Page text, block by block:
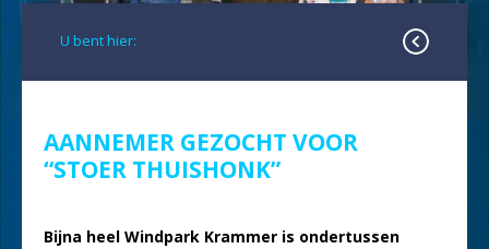
U bent hier:
AANNEMER GEZOCHT VOOR
“STOER THUISHONK”
Bijna heel Windpark Krammer is ondertussen